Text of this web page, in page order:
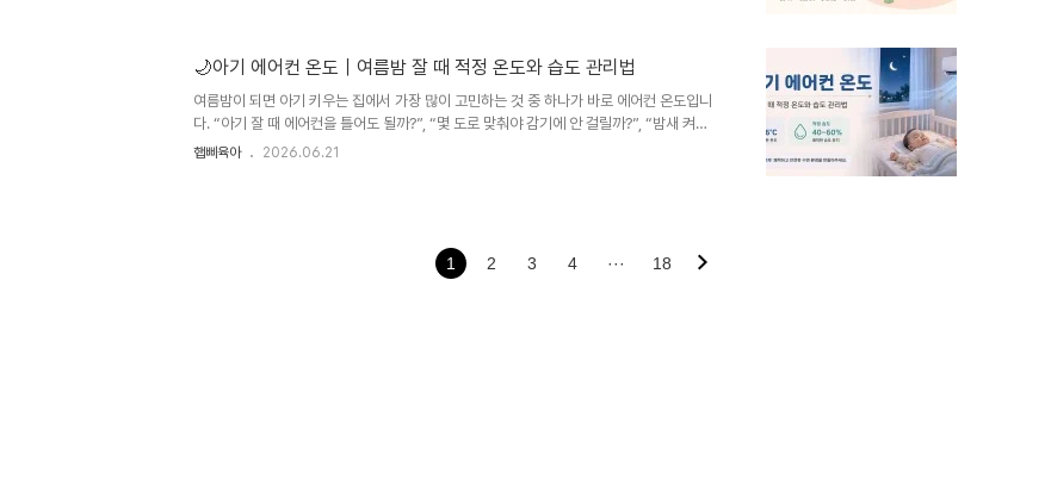
히 표현하지 못하고, 감정을 조절하는 힘도 부족하기 때문에 원하는 것이 막혔을 때 울음으
로 반응하는 경우가 많습니다. 핵심만 먼저 정리하면, 돌 전후 아기가 “안 돼”..
🌙아기 에어컨 온도｜여름밤 잘 때 적정 온도와 습도 관리법
여름밤이 되면 아기 키우는 집에서 가장 많이 고민하는 것 중 하나가 바로 에어컨 온도입니
다. “아기 잘 때 에어컨을 틀어도 될까?”, “몇 도로 맞춰야 감기에 안 걸릴까?”, “밤새 켜도
괜찮을까?” 같은 고민이 자연스럽게 생기죠.특히 아기는 어른보다 체온 조절이 미숙하고,
아기 침대 근처의 온습도계를 기준으로 방을 쾌적하게 유지하는 것이 좋습니다. ..
햅삐육아 2026.06.21
1 2 3 4 ··· 18